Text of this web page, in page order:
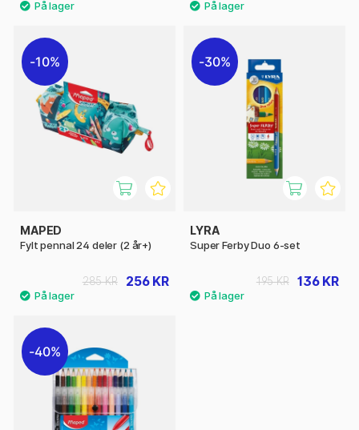
10%
MAPED
Fylt pennal 24 deler (2 år+)
256 KR
285 KR
30%
LYRA
Super Ferby Duo 6-set
136 KR
195 KR
40%